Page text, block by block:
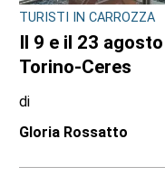
L'INIZIATIVA
La biblioteca di
nuovi libri: il
di
Redazione